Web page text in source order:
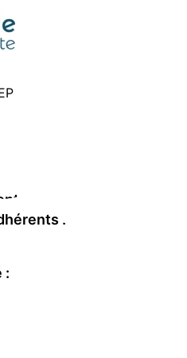
pour lancer la recherche
:
: